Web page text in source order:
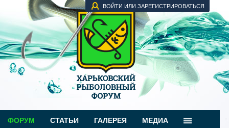
ВОЙТИ ИЛИ ЗАРЕГИСТРИРОВАТЬСЯ
ФОРУМ СТАТЬИ ГАЛЕРЕЯ МЕДИА